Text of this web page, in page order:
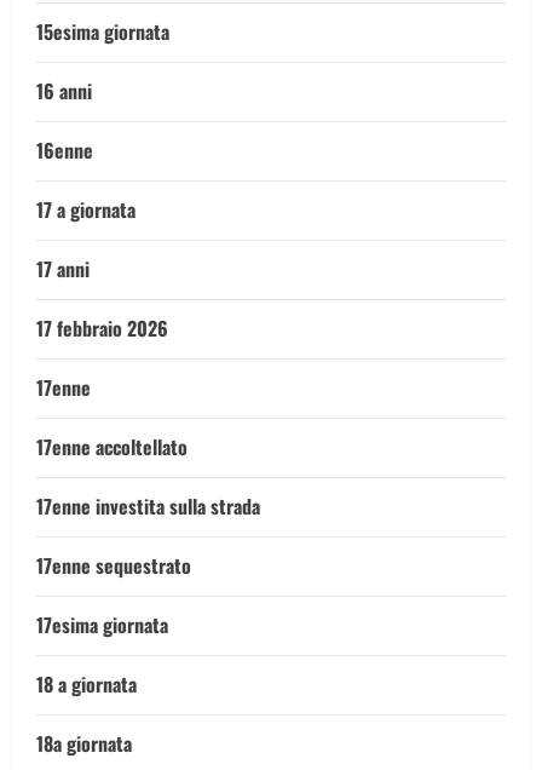
15esima giornata
16 anni
16enne
17 a giornata
17 anni
17 febbraio 2026
17enne
17enne accoltellato
17enne investita sulla strada
17enne sequestrato
17esima giornata
18 a giornata
18a giornata